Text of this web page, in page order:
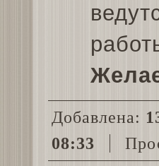
Добавлена:
08:33